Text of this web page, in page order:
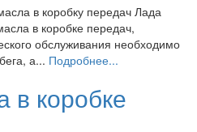
в коробку передач Лада
в коробке передач,
обслуживания необходимо
а... Подробнее...
в коробке